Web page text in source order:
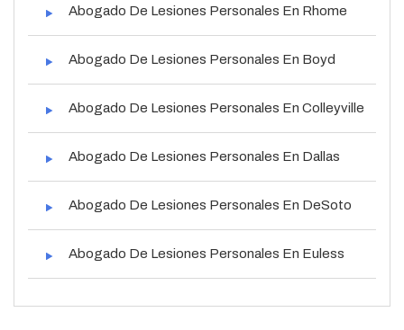
Abogado De Lesiones Personales En Rhome
Abogado De Lesiones Personales En Boyd
Abogado De Lesiones Personales En Colleyville
Abogado De Lesiones Personales En Dallas
Abogado De Lesiones Personales En DeSoto
Abogado De Lesiones Personales En Euless